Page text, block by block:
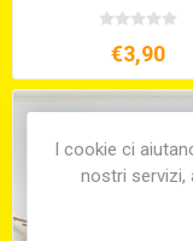
€3,90
I cookie ci
nostri servizi,